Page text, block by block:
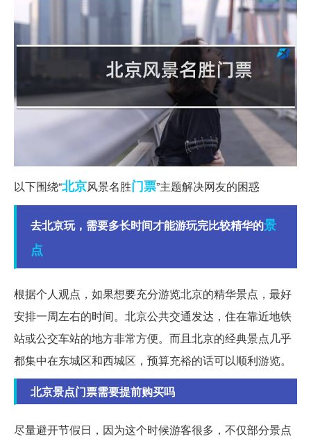
以下围绕“北京风景名胜门票”主题解决网友的困惑
去北京玩，需要多长时间才能游玩完比较精华的景
点
根据个人观点，如果想要充分游览北京的精华景点，最好
安排一周左右的时间。北京公共交通发达，住在靠近地铁
站或公交车站的地方非常方便。而且北京的经典景点几乎
都集中在东城区和西城区，预算充裕的话可以顺利游览。
北京景点门票需要提前购买吗
尽量避开节假日，因为这个时候游客很多，不仅部分景点